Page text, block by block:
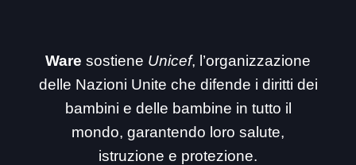
Ware sostiene Unicef, l’organizzazione
delle Nazioni Unite che difende i diritti dei
bambini e delle bambine in tutto il
mondo, garantendo loro salute,
istruzione e protezione.